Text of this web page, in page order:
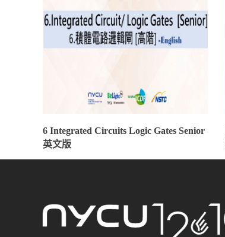
6 Integrated Circuits Logic Gates Senior
英文版